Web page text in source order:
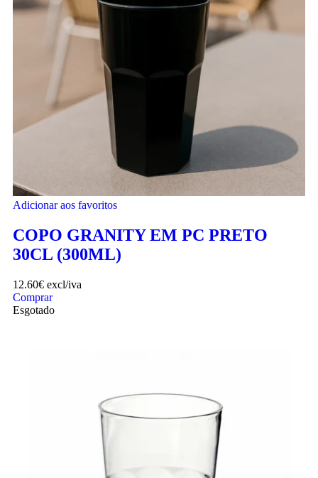
Adicionar aos favoritos
COPO GRANITY EM PC PRETO
30CL (300ML)
12.60€ excl/iva
Comprar
Esgotado